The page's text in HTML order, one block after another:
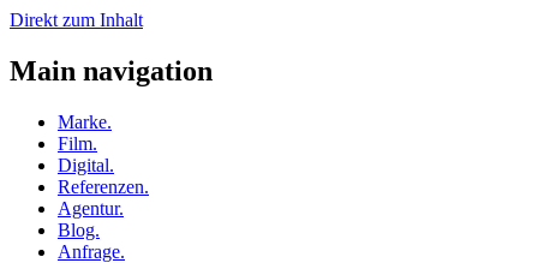
Direkt zum Inhalt
Main navigation
Marke.
Film.
Digital.
Referenzen.
Agentur.
Blog.
Anfrage.